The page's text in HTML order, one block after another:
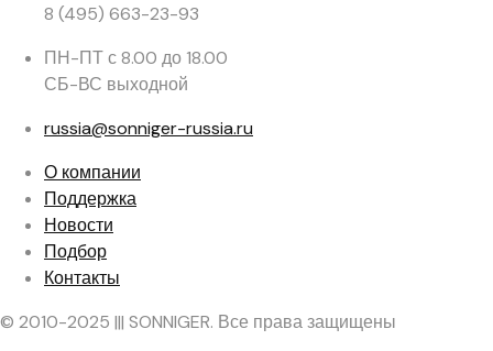
8 (495) 663-23-93
ПН-ПТ с 8.00 до 18.00
СБ-ВС выходной
russia@sonniger-russia.ru
О компании
Поддержка
Новости
Подбор
Контакты
© 2010-2025 ||| SONNIGER. Все права защищены